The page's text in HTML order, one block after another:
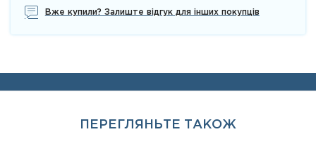
Вже купили? Залиште відгук для інших покупців
ПЕРЕГЛЯНЬТЕ ТАКОЖ